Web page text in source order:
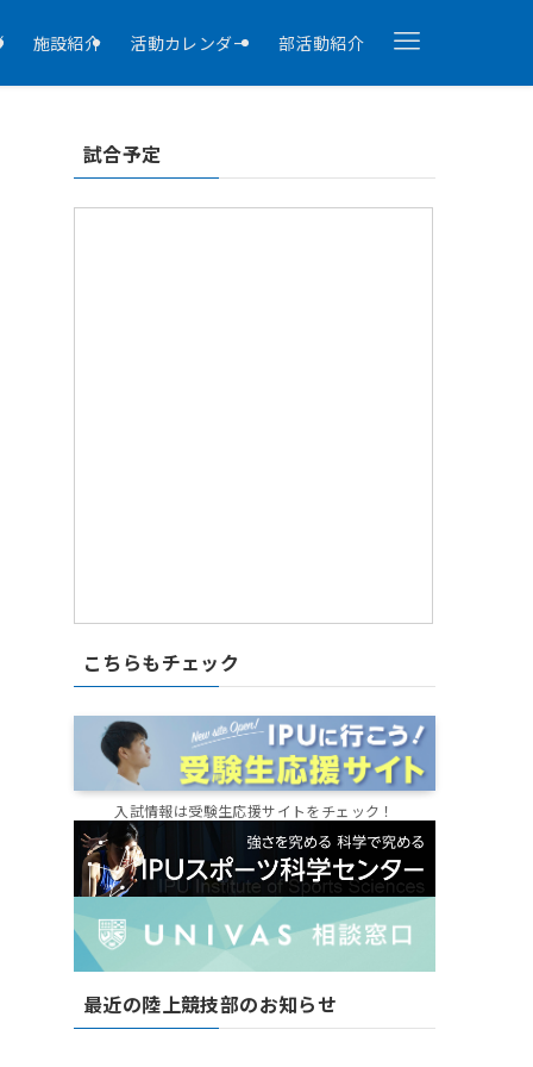
施設紹介 活動カレンダー 部活動紹介
試合予定
こちらもチェック
入試情報は受験生応援サイトをチェック！
最近の陸上競技部のお知らせ